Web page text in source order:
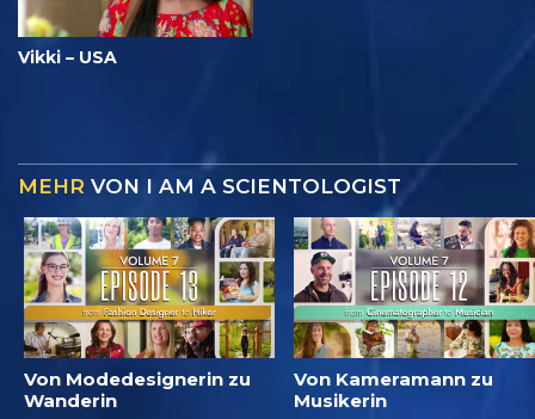
Vikki – USA
MEHR VON I AM A SCIENTOLOGIST
Von Modedesignerin zu
Wanderin
Von Kameramann zu
Musikerin